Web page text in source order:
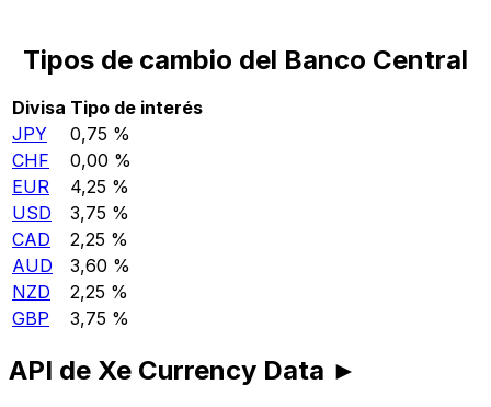
Tipos de cambio del Banco Central
Divisa Tipo de interés
JPY
0,75 %
CHF
0,00 %
EUR
4,25 %
USD
3,75 %
CAD
2,25 %
AUD
3,60 %
NZD
2,25 %
GBP
3,75 %
API de Xe Currency Data ►